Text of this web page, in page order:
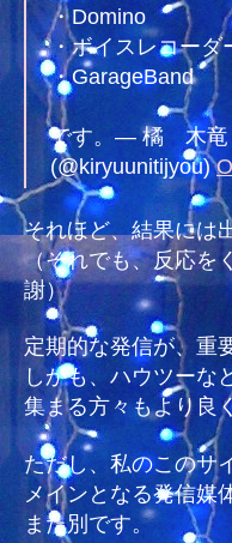
・Domino
・ボイスレコーダ
・GarageBand
です。— 橘 木竜
(@kiryuunitijyou)
それほど、結果には
（それでも、反応を
謝）
定期的な発信が、重
しかも、ハウツーな
集まる方々もより良
ただし、私のこのサ
メインとなる発信媒
また別です。